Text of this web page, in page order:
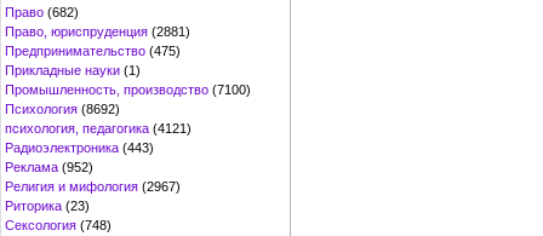
Право (682)
Право, юриспруденция (2881)
Предпринимательство (475)
Прикладные науки (1)
Промышленность, производство (7100)
Психология (8692)
психология, педагогика (4121)
Радиоэлектроника (443)
Реклама (952)
Религия и мифология (2967)
Риторика (23)
Сексология (748)